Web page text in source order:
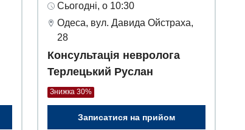
Сьогодні, о 10:30
Одеса, вул. Давида Ойстраха,
28
Консультація невролога
Терлецький Руслан
Знижка 30%
Записатися на прийом